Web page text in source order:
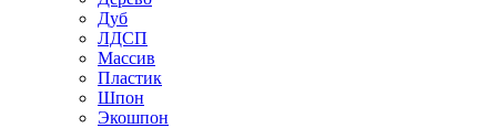
Дуб
ЛДСП
Массив
Пластик
Шпон
Экошпон